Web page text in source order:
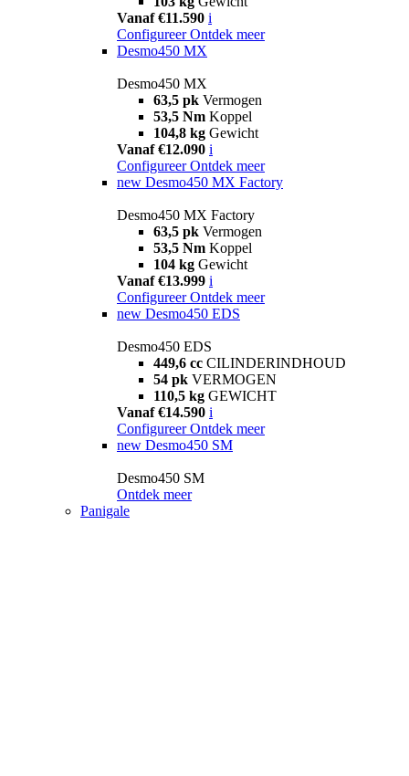
Vanaf €11.590 i
Configureer Ontdek meer
Desmo450 MX
Desmo450 MX
63,5 pk Vermogen
53,5 Nm Koppel
104,8 kg Gewicht
Vanaf €12.090 i
Configureer Ontdek meer
new Desmo450 MX Factory
Desmo450 MX Factory
63,5 pk Vermogen
53,5 Nm Koppel
104 kg Gewicht
Vanaf €13.999 i
Configureer Ontdek meer
new Desmo450 EDS
Desmo450 EDS
449,6 cc CILINDERINDHOUD
54 pk VERMOGEN
110,5 kg GEWICHT
Vanaf €14.590 i
Configureer Ontdek meer
new Desmo450 SM
Desmo450 SM
Ontdek meer
Panigale